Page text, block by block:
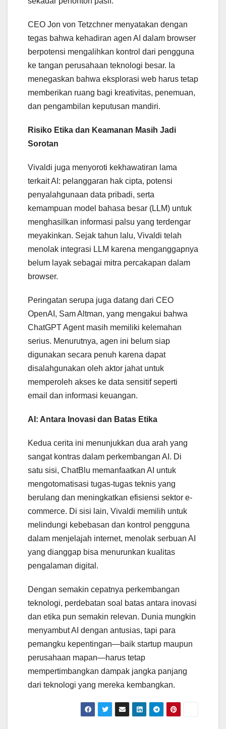
CEO Jon von Tetzchner menyatakan dengan
tegas bahwa kehadiran agen AI dalam browser
berpotensi mengalihkan kontrol dari pengguna
ke tangan perusahaan teknologi besar. Ia
menegaskan bahwa eksplorasi web harus tetap
memberikan ruang bagi kreativitas, penemuan,
dan pengambilan keputusan mandiri.
Risiko Etika dan Keamanan Masih Jadi
Sorotan
Vivaldi juga menyoroti kekhawatiran lama
terkait AI: pelanggaran hak cipta, potensi
penyalahgunaan data pribadi, serta
kemampuan model bahasa besar (LLM) untuk
menghasilkan informasi palsu yang terdengar
meyakinkan. Sejak tahun lalu, Vivaldi telah
menolak integrasi LLM karena menganggapnya
belum layak sebagai mitra percakapan dalam
browser.
Peringatan serupa juga datang dari CEO
OpenAI, Sam Altman, yang mengakui bahwa
ChatGPT Agent masih memiliki kelemahan
serius. Menurutnya, agen ini belum siap
digunakan secara penuh karena dapat
disalahgunakan oleh aktor jahat untuk
memperoleh akses ke data sensitif seperti
email dan informasi keuangan.
AI: Antara Inovasi dan Batas Etika
Kedua cerita ini menunjukkan dua arah yang
sangat kontras dalam perkembangan AI. Di
satu sisi, ChatBlu memanfaatkan AI untuk
mengotomatisasi tugas-tugas teknis yang
berulang dan meningkatkan efisiensi sektor e-
commerce. Di sisi lain, Vivaldi memilih untuk
melindungi kebebasan dan kontrol pengguna
dalam menjelajah internet, menolak serbuan AI
yang dianggap bisa menurunkan kualitas
pengalaman digital.
Dengan semakin cepatnya perkembangan
teknologi, perdebatan soal batas antara inovasi
dan etika pun semakin relevan. Dunia mungkin
menyambut AI dengan antusias, tapi para
pemangku kepentingan—baik startup maupun
perusahaan mapan—harus tetap
mempertimbangkan dampak jangka panjang
dari teknologi yang mereka kembangkan.